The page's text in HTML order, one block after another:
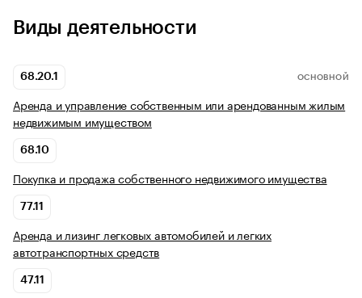
Виды деятельности
68.20.1 ОСНОВНОЙ
Аренда и управление собственным или арендованным жилым
недвижимым имуществом
68.10
Покупка и продажа собственного недвижимого имущества
77.11
Аренда и лизинг легковых автомобилей и легких
автотранспортных средств
47.11